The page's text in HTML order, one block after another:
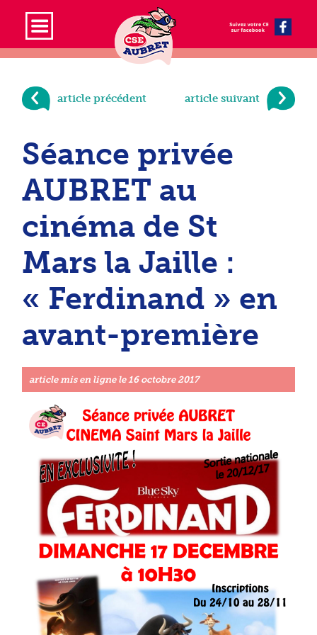
article précédent article suivant
Séance privée
AUBRET au
cinéma de St
Mars la Jaille :
« Ferdinand » en
avant-première
article mis en ligne le 16 octobre 2017